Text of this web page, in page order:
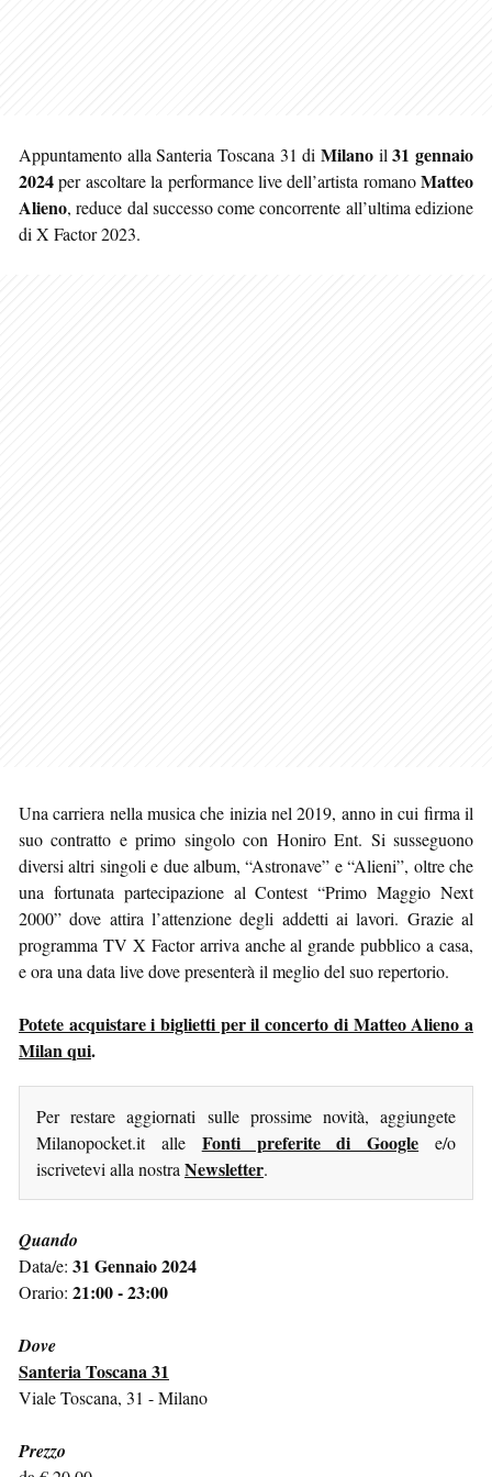
Appuntamento alla Santeria Toscana 31 di Milano il31 gennaio
2024per ascoltare la performance live dell’artista romanoMatteo
Alieno, reduce dal successo come concorrente all’ultima edizione
di X Factor 2023.
Una carriera nella musica che inizia nel 2019, anno in cui firma il
suo contratto e primo singolo con Honiro Ent. Si susseguono
diversi altri singoli e due album, “Astronave” e “Alieni”, oltre che
una fortunata partecipazione al Contest “Primo Maggio Next
2000” dove attira l’attenzione degli addetti ai lavori. Grazie al
programma TV X Factor arriva anche al grande pubblico a casa,
e ora una data live dove presenterà il meglio del suo repertorio.
Potete acquistare i biglietti per il concerto di Matteo Alieno a
Milan qui.
Per restare aggiornati sulle prossime novità, aggiungete
Milanopocket.it alle Fonti preferite di Google e/o
iscrivetevi alla nostra Newsletter.
Quando
Data/e: 31 Gennaio 2024
Orario: 21:00 - 23:00
Dove
Santeria Toscana 31
Viale Toscana, 31 - Milano
Prezzo